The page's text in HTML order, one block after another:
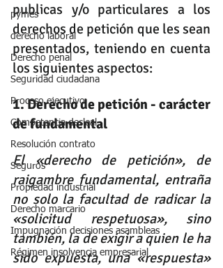
pymes
derecho laboral
Derecho penal
Seguridad ciudadana
Proceso ejecutivo
Competencia desleal
Resolución contrato
Seguros
Propiedad industrial
Derecho marcario
Impugnación decisiones asambleas
Régimen insolvencia empresarial
publicas y/o particulares a los
derechos de petición que les sean
presentados, teniendo en cuenta
los siguientes aspectos:
1. Derecho de petición - carácter
de fundamental
El «derecho de petición», de
raigambre fundamental, entraña
no solo la facultad de radicar la
«solicitud respetuosa», sino
también, la de exigir a quien le ha
sido expuesta, una «respuesta»